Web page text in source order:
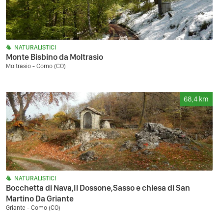
NATURALISTICI
Monte Bisbino da Moltrasio
Moltrasio - Como (CO)
68,4 km
NATURALISTICI
Bocchetta di Nava,Il Dossone,Sasso e chiesa di San
Martino Da Griante
Griante - Como (CO)